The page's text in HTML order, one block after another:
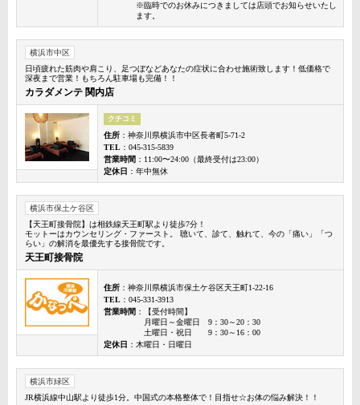
※臨時でのお休みにつきましては店頭でお知らせいたし
ます。
横浜市中区
日頃疲れた筋肉や肩こり、足つぼなどあなたの症状に合わせ施術致します！低価格で
深夜まで営業！もちろん駐車場も完備！！
カラダメンテ 関内店
クチコミ
住所 ：神奈川県横浜市中区長者町5-71-2
TEL ：045-315-5839
営業時間 ：11:00〜24:00（最終受付は23:00）
定休日 ：年中無休
横浜市保土ケ谷区
【天王町接骨院】は相鉄線天王町駅より徒歩7分！
モットーはカウンセリング・ファースト。 聴いて、診て、触れて、今の「痛い」「つ
らい」の解消を最優先する接骨院です。
天王町接骨院
住所 ：神奈川県横浜市保土ケ谷区天王町1-22-16
TEL ：045-331-3913
営業時間 ：【受付時間】
月曜日～金曜日 9：30～20：30
土曜日・祝日 9：30～16：00
定休日 ：木曜日・日曜日
横浜市緑区
JR横浜線中山駅より徒歩1分。中国式の本格整体で！目指せ☆お体の悩み解決！！